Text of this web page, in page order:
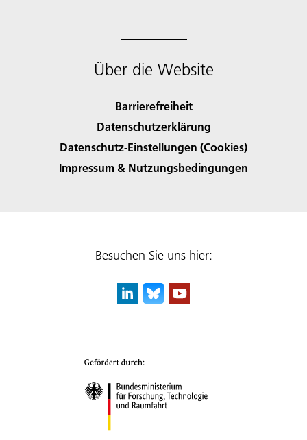
Über die Website
Barrierefreiheit
Datenschutzerklärung
Datenschutz-Einstellungen (Cookies)
Impressum & Nutzungsbedingungen
Besuchen Sie uns hier: